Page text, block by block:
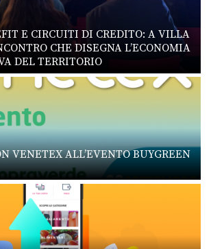
E CIRCUITI DI CREDITO: A VILLA
CHE DISEGNA L’ECONOMIA
DEL TERRITORIO
VENETEX ALL’EVENTO BUYGREEN